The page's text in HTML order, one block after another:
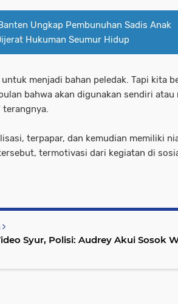
Ungkap Pembunuhan Sadis Anak
Hukuman Seumur Hidup
menjadi bahan peledak. Tapi kita
bahwa akan digunakan sendiri atau
terangnya.
terpapar, dan kemudian memiliki
termotivasi dari kegiatan di
Syur, Polisi: Audrey Akui Sosok